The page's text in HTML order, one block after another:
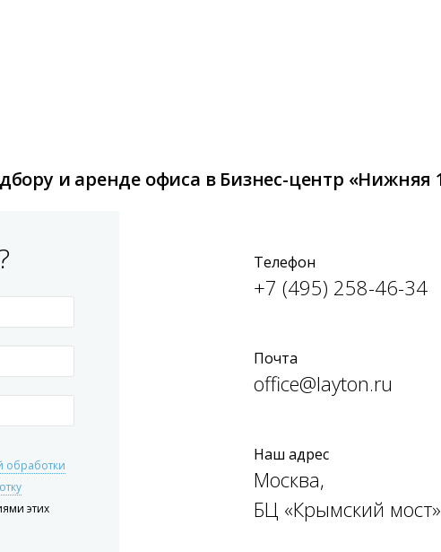
и аренде офиса в Бизнес-центр «Нижняя
обработки
этих
Телефон
+7 (495) 258-46-34
Почта
office@layton.ru
Наш адрес
Москва,
БЦ «Крымский